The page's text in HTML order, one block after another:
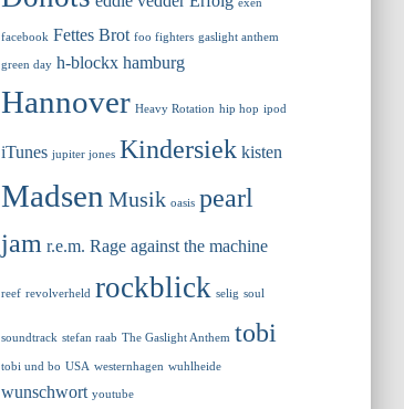
exen
facebook Fettes Brot foo fighters gaslight anthem
green day h-blockx hamburg
Hannover Heavy Rotation hip hop ipod
iTunes jupiter jones Kindersiek kisten
Madsen Musik oasis pearl
jam r.e.m. Rage against the machine
reef revolverheld rockblick selig soul
soundtrack stefan raab The Gaslight Anthem tobi
tobi und bo USA westernhagen wuhlheide
wunschwort youtube